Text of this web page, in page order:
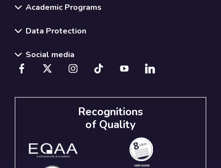
Academic Programs
Data Protection
Social media
Recognitions
of Quality